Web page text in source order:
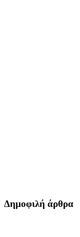
Δημοφιλή άρθρα